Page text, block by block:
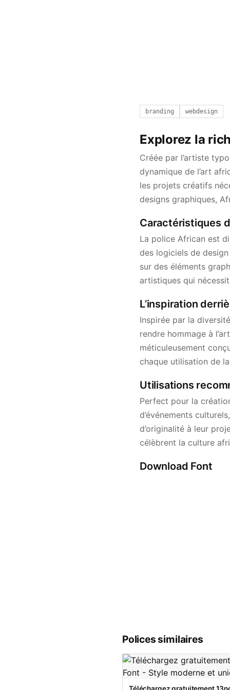
branding webdesign
Explorez la
Créée par l’artiste
dynamique de l’art
les projets créatifs
designs graphiques,
Caractéristiques
La police African est
des logiciels de
sur des éléments
artistiques qui
L’inspiration
Inspirée par la
rendre hommage à
méticuleusement
chaque utilisation de
Utilisations
Perfect pour la
d’événements
d’originalité à leur
célèbrent la culture
Download Font
Polices similaires